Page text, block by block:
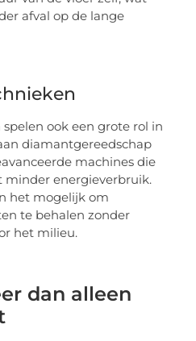
afval op de lange
ook een grote rol in
diamantgereedschap
machines die
energieverbruik.
het mogelijk om
te behalen zonder
het milieu.
dan alleen